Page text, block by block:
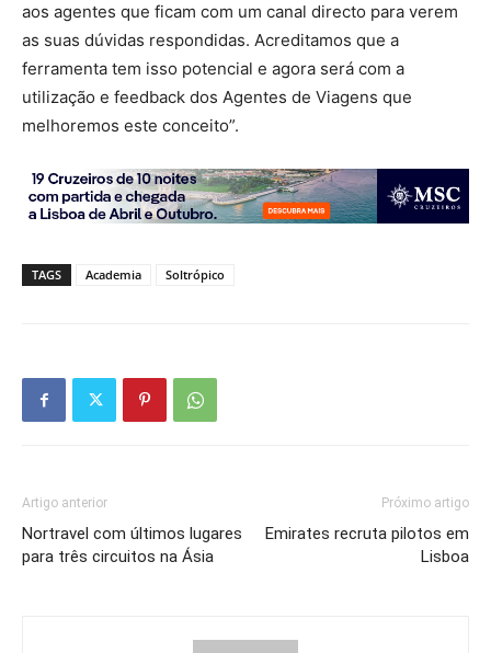
aos agentes que ficam com um canal directo para verem
as suas dúvidas respondidas. Acreditamos que a
ferramenta tem isso potencial e agora será com a
utilização e feedback dos Agentes de Viagens que
melhoremos este conceito”.
TAGS Academia Soltrópico
Artigo anterior
Nortravel com últimos lugares
para três circuitos na Ásia
Próximo artigo
Emirates recruta pilotos em
Lisboa